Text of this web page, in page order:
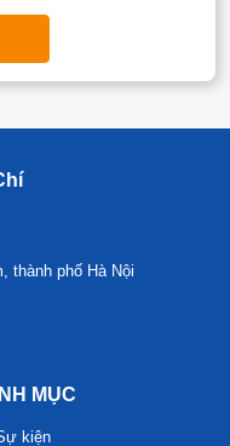
thành phố Hà Nội
MỤC
kiện